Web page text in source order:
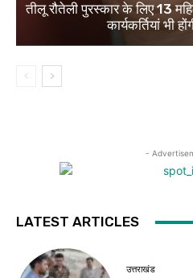
तीलू रौतेली पुरस्कार के लिए 13
कार्यकर्तियां भी
-
LATEST ARTICLES
उत्तराखंड